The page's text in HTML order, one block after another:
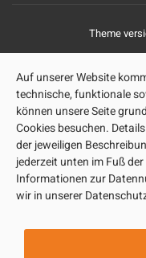
Theme
Auf unserer Website
technische, funktionale
können unsere Seite
Cookies besuchen.
der jeweiligen
jederzeit unten im Fuß
Informationen zur
wir in unserer